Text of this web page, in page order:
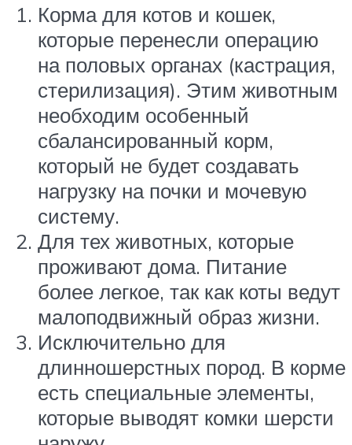
Корма для котов и кошек,
которые перенесли операцию
на половых органах (кастрация,
стерилизация). Этим животным
необходим особенный
сбалансированный корм,
который не будет создавать
нагрузку на почки и мочевую
систему.
Для тех животных, которые
проживают дома. Питание
более легкое, так как коты ведут
малоподвижный образ жизни.
Исключительно для
длинношерстных пород. В корме
есть специальные элементы,
которые выводят комки шерсти